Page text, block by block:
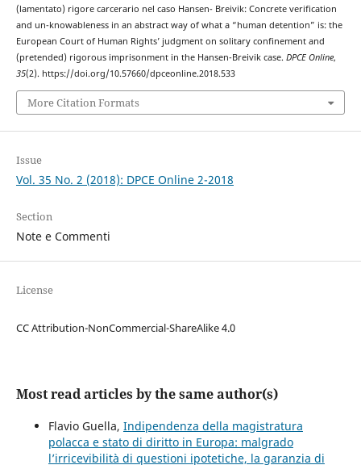
(lamentato) rigore carcerario nel caso Hansen- Breivik: Concrete verification
and un-knowableness in an abstract way of what a “human detention” is: the
European Court of Human Rights’ judgment on solitary confinement and
(pretended) rigorous imprisonment in the Hansen-Breivik case. DPCE Online,
35(2). https://doi.org/10.57660/dpceonline.2018.533
More Citation Formats
Issue
Vol. 35 No. 2 (2018): DPCE Online 2-2018
Section
Note e Commenti
License
CC Attribution-NonCommercial-ShareAlike 4.0
Most read articles by the same author(s)
Flavio Guella, Indipendenza della magistratura
polacca e stato di diritto in Europa: malgrado
l’irricevibilità di questioni ipotetiche, la garanzia di